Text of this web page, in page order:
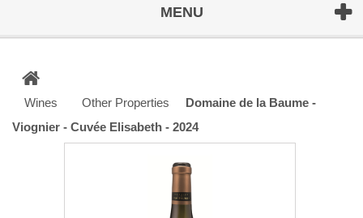
MENU
Wines Other Properties
Domaine de la Baume -
Viognier - Cuvée Elisabeth - 2024